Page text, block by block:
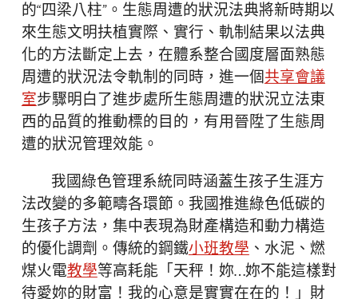
的“四梁八柱”。生態周遭的狀況法典將新時期以
來生態文明扶植實際、實行、軌制結果以法典
化的方法斷定上去，在體系整合國度層面熟態
周遭的狀況法令軌制的同時，進一個共享會議
室步驟明白了進步處所生態周遭的狀況立法東
西的品質的推動標的目的，有用晉陞了生態周
遭的狀況管理效能。
我國綠色管理系統同時涵蓋生孩子生涯方
法改變的多範疇各環節。我國推進綠色低碳的
生孩子方法，集中表現為財產構造和動力構造
的優化調劑。傳統的鋼鐵小班教學、水泥、燃
煤火電教學等高耗能「天秤！妳…妳不能這樣對
待愛妳的財富！我的心意是實實在在的！」財